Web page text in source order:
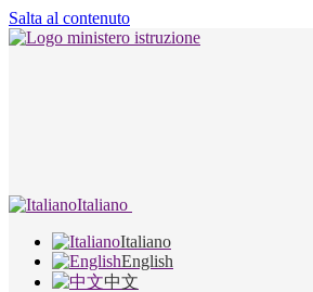
Salta al contenuto
Italiano
Italiano
English
中文